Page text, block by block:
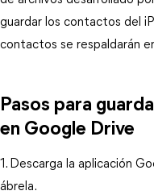
guardar los contactos del
contactos se respaldarán
Pasos para
en Google Drive
1. Descarga la aplicación
ábrela.